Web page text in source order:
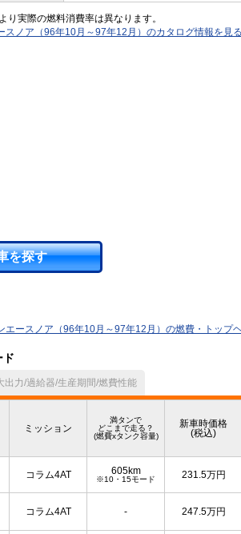
実際の燃料消費率は異なります。
スノア（96年10月～97年12月）のカタログ情報を見る
を探す
エースノア（96年10月～97年12月）の燃費・トップ
ド
出力/過給器/生産期間/燃費性能
ミッション
満タンで
どこまで走る？
(燃費xタンク容量)
新車時価格
(税込)
コラム4AT 605km
※10・15モード 231.5万円
コラム4AT - 247.5万円